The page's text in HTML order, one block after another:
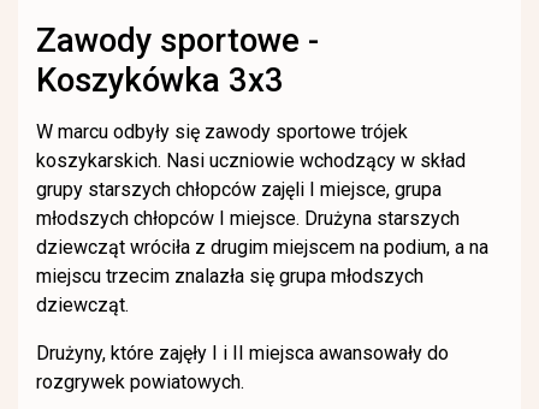
Zawody sportowe -
Koszykówka 3x3
W marcu odbyły się zawody sportowe trójek
koszykarskich. Nasi uczniowie wchodzący w skład
grupy starszych chłopców zajęli I miejsce, grupa
młodszych chłopców I miejsce. Drużyna starszych
dziewcząt wróciła z drugim miejscem na podium, a na
miejscu trzecim znalazła się grupa młodszych
dziewcząt.
Drużyny, które zajęły I i II miejsca awansowały do
rozgrywek powiatowych.